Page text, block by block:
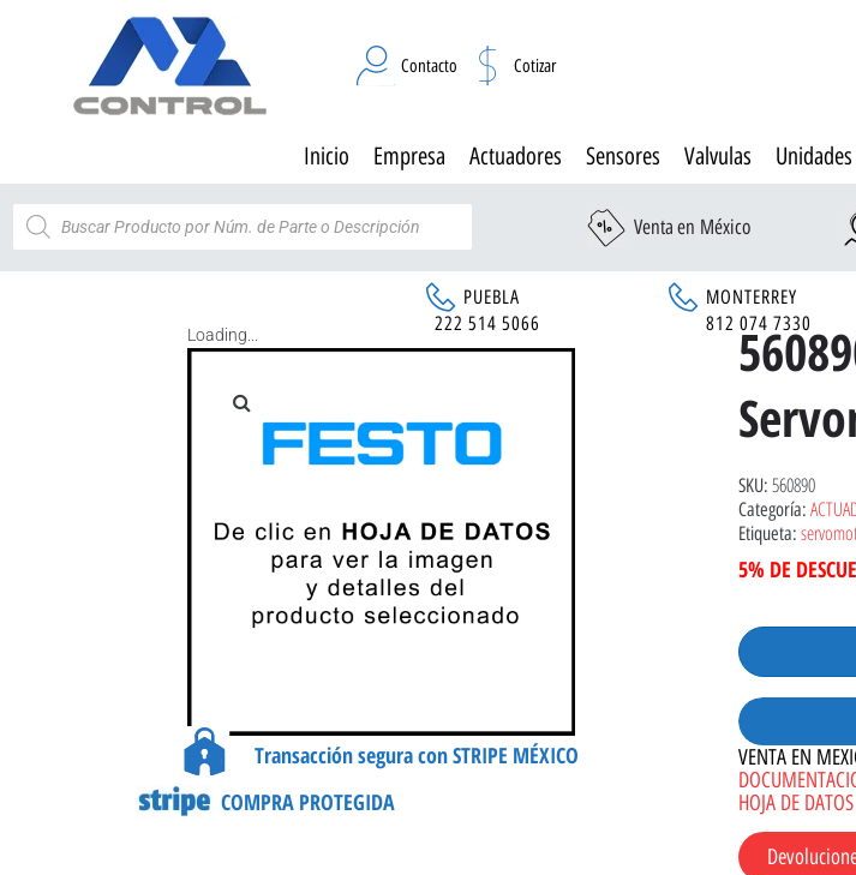
Contacto Cotizar
Inicio Empresa Actuadores Sensores Valvulas
Venta en México
PUEBLA MONTERREY
222 514 5066
812 074 7330
Loading...
Transacción segura con STRIPE MÉXICO
COMPRA PROTEGIDA
SKU: 560890
Categoría:
Etiqueta:
5% DE
VENTA EN
HOJA DE DATOS